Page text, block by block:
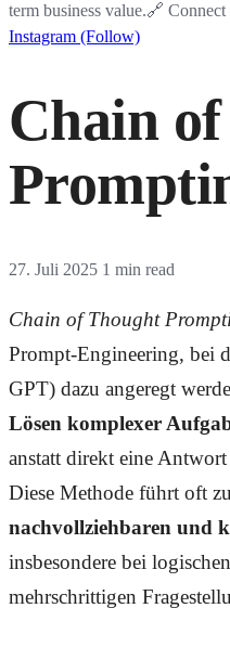
term business value.🔗 Connect
Instagram (Follow)
Chain
27. Juli 2025 1 min read
Chain of Thought
Prompt-Engineering, bei
GPT) dazu angeregt
Lösen komplexer
anstatt direkt eine Antwort
Diese Methode führt oft zu
nachvollziehbaren und
insbesondere bei
mehrschrittigen